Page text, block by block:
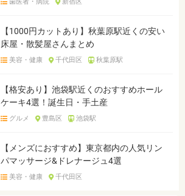
【1000円カットあり】秋葉原駅近くの安い
床屋・散髪屋さんまとめ
美容・健康 千代田区 秋葉原駅
【格安あり】池袋駅近くのおすすめホール
ケーキ4選！誕生日・手土産
グルメ 豊島区 池袋駅
【メンズにおすすめ】東京都内の人気リン
パマッサージ&ドレナージュ4選
美容・健康 千代田区